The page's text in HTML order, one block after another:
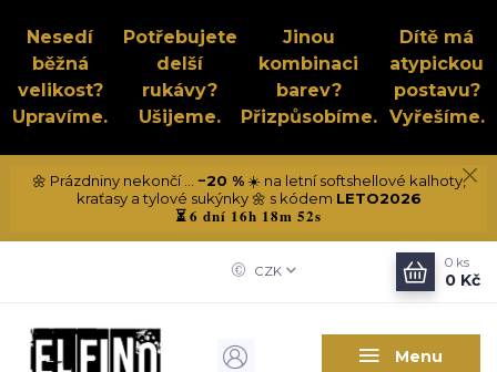
Nesedí
běžná
velikost?
Upravíme.
Potřebujete
delší
rukávy?
Ušijeme.
Jinou
kombinaci
barev?
Přizpůsobíme.
Dítě má
atypickou
postavu?
Vyřešíme.
🌼 Prázdniny nekončí ... −20 %☀️ na letní softshellové kalhoty,
kraťasy a tylové sukýnky 🌼 s kódem LETO2026
⏳6 dní 16h 18m 52s
Menu
CZK
0 ks
0 Kč